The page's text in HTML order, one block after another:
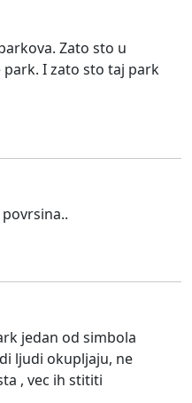
Zato sto u
I zato sto taj park
jedan od simbola
ljudi okupljaju, ne
, vec ih stititi